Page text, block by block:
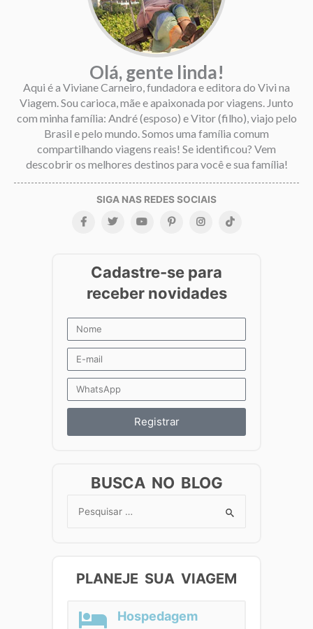
Olá, gente linda!
Aqui é a Viviane Carneiro, fundadora e editora do Vivi na
Viagem. Sou carioca, mãe e apaixonada por viagens. Junto
com minha família: André (esposo) e Vitor (filho), viajo pelo
Brasil e pelo mundo. Somos uma família comum
compartilhando viagens reais! Se identificou? Vem
descobrir os melhores destinos para você e sua família!
Registrar
BUSCA NO BLOG
Search
PLANEJE SUA VIAGEM
Hospedagem